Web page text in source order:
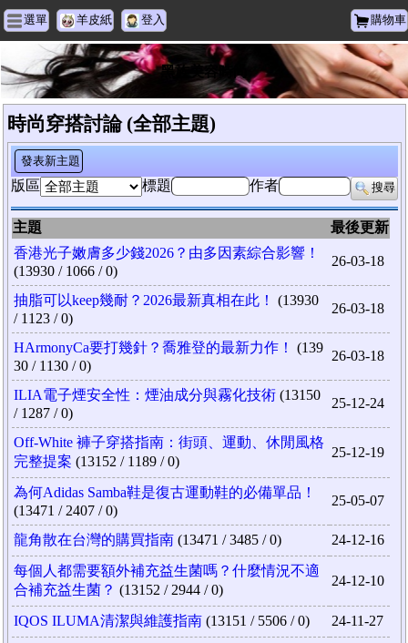
選單 羊皮紙 登入 購物車
黑族美容時尚
時尚穿搭討論 (全部主題)
發表新主題
版區 標題 作者 搜尋
主題
最後更新
香港光子嫩膚多少錢2026？由多因素綜合影響！
(13930 / 1066 / 0)
26-03-18
抽脂可以keep幾耐？2026最新真相在此！
(13930
/ 1123 / 0)
26-03-18
HArmonyCa要打幾針？喬雅登的最新力作！
(139
30 / 1130 / 0)
26-03-18
ILIA電子煙安全性：煙油成分與霧化技術 (13150
/ 1287 / 0)
25-12-24
Off-White 褲子穿搭指南：街頭、運動、休閒風格
完整提案 (13152 / 1189 / 0)
25-12-19
為何Adidas Samba鞋是復古運動鞋的必備單品！
(13471 / 2407 / 0)
25-05-07
龍角散在台灣的購買指南 (13471 / 3485 / 0)
24-12-16
每個人都需要額外補充益生菌嗎？什麼情況不適
合補充益生菌？ (13152 / 2944 / 0)
24-12-10
IQOS ILUMA清潔與維護指南 (13151 / 5506 / 0)
24-11-27